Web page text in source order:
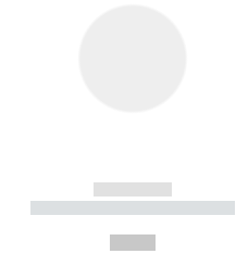
------------
----------- ----------- --------